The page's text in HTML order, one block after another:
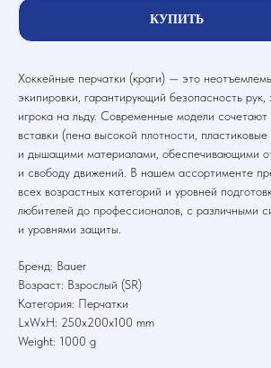
КУПИТЬ
Хоккейные перчатки (краги) — это
экипировки, гарантирующий безопасность рук,
игрока на льду. Современные модели
вставки (пена высокой плотности,
и дышащими материалами, обеспечивающими
и свободу движений. В нашем ассортименте
всех возрастных категорий и уровней
любителей до профессионалов, с различными
и уровнями защиты.
Бренд: Bauer
Возраст: Взрослый (SR)
Категория: Перчатки
LxWxH: 250x200x100 mm
Weight: 1000 g